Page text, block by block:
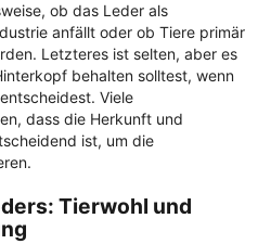
ob das Leder als
anfällt oder ob Tiere primär
Letzteres ist selten, aber es
behalten solltest, wenn
Viele
dass die Herkunft und
ist, um die
Tierwohl und